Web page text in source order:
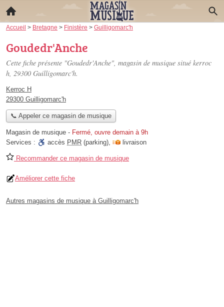
Accueil > Bretagne > Finistère > Guilligomarc'h
Goudedr'Anche
Cette fiche présente "Goudedr'Anche", magasin de musique situé kerroc
h, 29300 Guilligomarc'h.
Kerroc H
29300 Guilligomarc'h
📞 Appeler ce magasin de musique
Magasin de musique - Fermé, ouvre demain à 9h
Services :
accès PMR (parking), livraison
Recommander ce magasin de musique
Améliorer cette fiche
Autres magasins de musique à Guilligomarc'h